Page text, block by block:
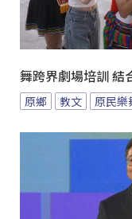
舞跨界劇場培訓 結
原鄉 教文 原民樂